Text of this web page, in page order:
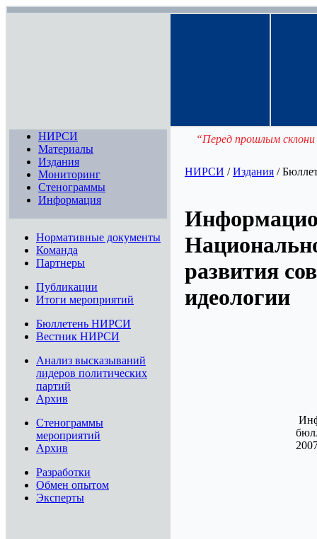
НИРСИ
Материалы
Издания
Мониторинг
Стенограммы
Информация
Нормативные документы
Команда
Партнеры
Публикации
Итоги мероприятий
Бюллетень НИРСИ
Вестник НИРСИ
Анализ высказываний
лидеров политических
партий
Архив
Стенограммы
мероприятий
Архив
Разработки
Обмен опытом
Эксперты
“Перед прошлым склони
НИРСИ /Издания /
развития
идеологии